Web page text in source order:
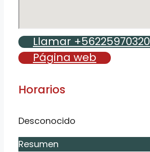
Llamar +56225970320
Página web
Horarios
Desconocido
Resumen